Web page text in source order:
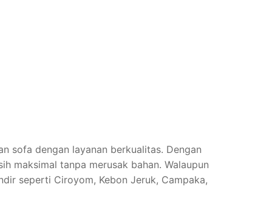
sofa dengan layanan berkualitas. Dengan
maksimal tanpa merusak bahan. Walaupun
seperti Ciroyom, Kebon Jeruk, Campaka,